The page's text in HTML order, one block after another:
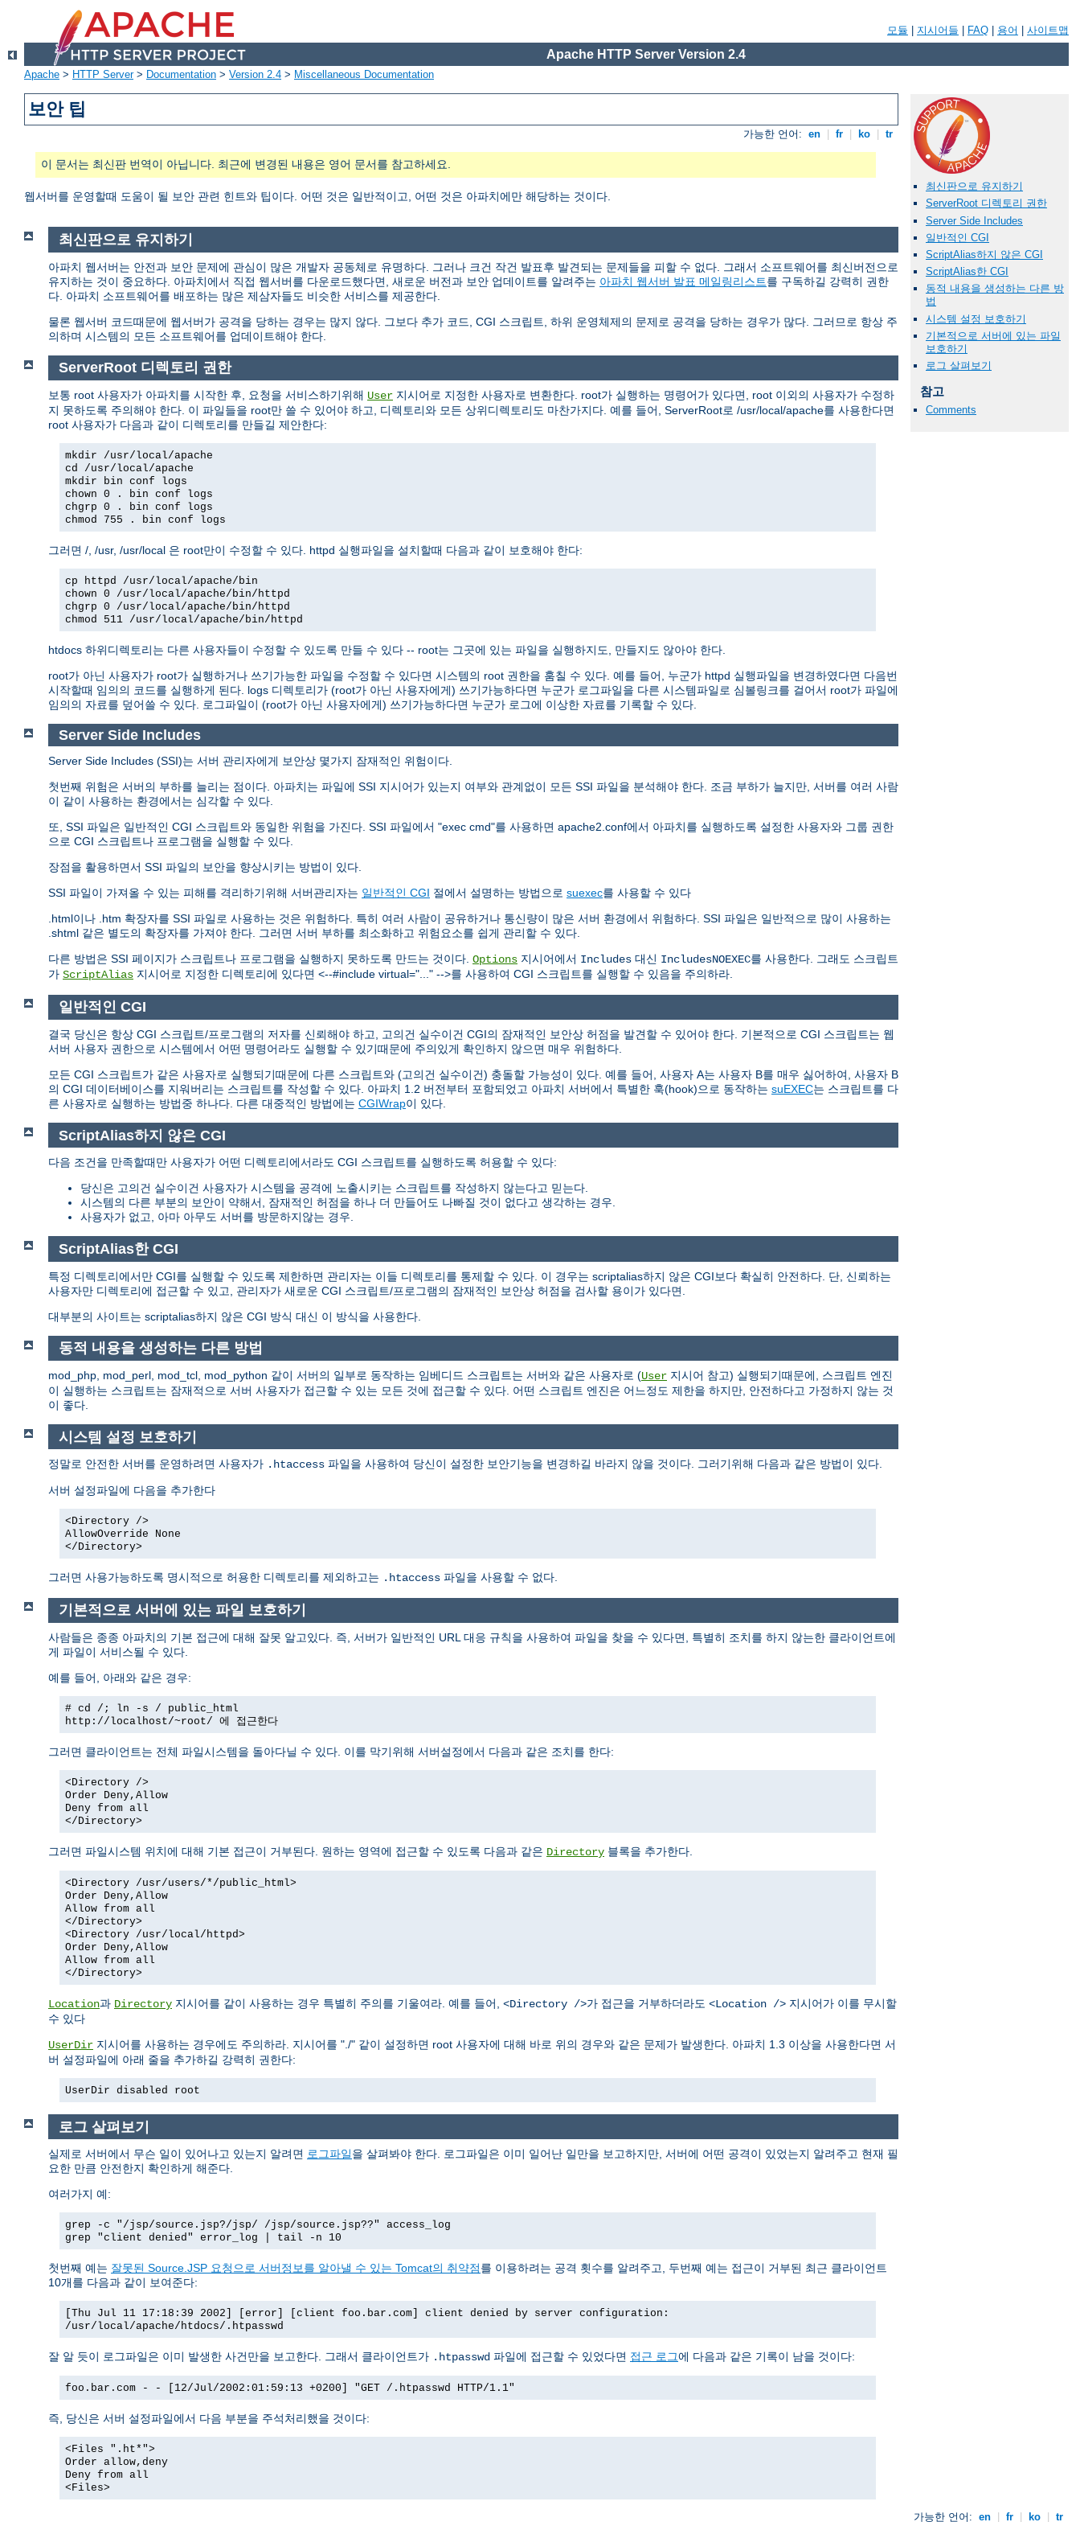
모듈 지시어들 FAQ 용어 사이트맵
Apache HTTP Server Version 2.4
Apache > HTTP Server> Documentation > Version 2.4 > Miscellaneous Documentation
보안 팁
가능한 언어: en fr ko tr
이 문서는 최신판 번역이 아닙니다. 최근에 변경된 내용은 영어 문서를 참고하세요.
웹서버를 운영할때 도움이 될 보안 관련 힌트와 팁이다. 어떤 것은 일반적이고, 어떤 것은 아파치에만 해당하는 것이다.
최신판으로 유지하기
ServerRoot 디렉토리 권한
Server Side Includes
일반적인 CGI
ScriptAlias하지 않은 CGI
ScriptAlias한 CGI
동적 내용을 생성하는 다른 방
법
시스템 설정 보호하기
기본적으로 서버에 있는 파일
보호하기
로그 살펴보기
참고
Comments
최신판으로 유지하기
아파치 웹서버는 안전과 보안 문제에 관심이 많은 개발자 공동체로 유명하다. 그러나 크건 작건 발표후 발견되는 문제들을 피할 수 없다. 그래서 소프트웨어를 최신버전으로
유지하는 것이 중요하다. 아파치에서 직접 웹서버를 다운로드했다면, 새로운 버전과 보안 업데이트를 알려주는 아파치 웹서버 발표 메일링리스트를 구독하길 강력히 권한
다. 아파치 소프트웨어를 배포하는 많은 제삼자들도 비슷한 서비스를 제공한다.
물론 웹서버 코드때문에 웹서버가 공격을 당하는 경우는 많지 않다. 그보다 추가 코드, CGI 스크립트, 하위 운영체제의 문제로 공격을 당하는 경우가 많다. 그러므로 항상 주
의하며 시스템의 모든 소프트웨어를 업데이트해야 한다.
ServerRoot 디렉토리 권한
보통 root 사용자가 아파치를 시작한 후, 요청을 서비스하기위해 User 지시어로 지정한 사용자로 변환한다. root가 실행하는 명령어가 있다면, root 이외의 사용자가 수정하
지 못하도록 주의해야 한다. 이 파일들을 root만 쓸 수 있어야 하고, 디렉토리와 모든 상위디렉토리도 마찬가지다. 예를 들어, ServerRoot로 /usr/local/apache를 사용한다면
root 사용자가 다음과 같이 디렉토리를 만들길 제안한다:
mkdir /usr/local/apache
cd /usr/local/apache
mkdir bin conf logs
chown 0 . bin conf logs
chgrp 0 . bin conf logs
chmod 755 . bin conf logs
그러면 /, /usr, /usr/local 은 root만이 수정할 수 있다. httpd 실행파일을 설치할때 다음과 같이 보호해야 한다:
cp httpd /usr/local/apache/bin
chown 0 /usr/local/apache/bin/httpd
chgrp 0 /usr/local/apache/bin/httpd
chmod 511 /usr/local/apache/bin/httpd
htdocs 하위디렉토리는 다른 사용자들이 수정할 수 있도록 만들 수 있다 -- root는 그곳에 있는 파일을 실행하지도, 만들지도 않아야 한다.
root가 아닌 사용자가 root가 실행하거나 쓰기가능한 파일을 수정할 수 있다면 시스템의 root 권한을 훔칠 수 있다. 예를 들어, 누군가 httpd 실행파일을 변경하였다면 다음번
시작할때 임의의 코드를 실행하게 된다. logs 디렉토리가 (root가 아닌 사용자에게) 쓰기가능하다면 누군가 로그파일을 다른 시스템파일로 심볼링크를 걸어서 root가 파일에
임의의 자료를 덮어쓸 수 있다. 로그파일이 (root가 아닌 사용자에게) 쓰기가능하다면 누군가 로그에 이상한 자료를 기록할 수 있다.
Server Side Includes
Server Side Includes (SSI)는 서버 관리자에게 보안상 몇가지 잠재적인 위험이다.
첫번째 위험은 서버의 부하를 늘리는 점이다. 아파치는 파일에 SSI 지시어가 있는지 여부와 관계없이 모든 SSI 파일을 분석해야 한다. 조금 부하가 늘지만, 서버를 여러 사람
이 같이 사용하는 환경에서는 심각할 수 있다.
또, SSI 파일은 일반적인 CGI 스크립트와 동일한 위험을 가진다. SSI 파일에서 "exec cmd"를 사용하면 apache2.conf에서 아파치를 실행하도록 설정한 사용자와 그룹 권한
으로 CGI 스크립트나 프로그램을 실행할 수 있다.
장점을 활용하면서 SSI 파일의 보안을 향상시키는 방법이 있다.
SSI 파일이 가져올 수 있는 피해를 격리하기위해 서버관리자는 일반적인 CGI 절에서 설명하는 방법으로 suexec를 사용할 수 있다
.html이나 .htm 확장자를 SSI 파일로 사용하는 것은 위험하다. 특히 여러 사람이 공유하거나 통신량이 많은 서버 환경에서 위험하다. SSI 파일은 일반적으로 많이 사용하는
.shtml 같은 별도의 확장자를 가져야 한다. 그러면 서버 부하를 최소화하고 위험요소를 쉽게 관리할 수 있다.
다른 방법은 SSI 페이지가 스크립트나 프로그램을 실행하지 못하도록 만드는 것이다. Options 지시어에서 Includes 대신 IncludesNOEXEC를 사용한다. 그래도 스크립트
가 ScriptAlias 지시어로 지정한 디렉토리에 있다면 <--#include virtual="..." -->를 사용하여 CGI 스크립트를 실행할 수 있음을 주의하라.
일반적인 CGI
결국 당신은 항상 CGI 스크립트/프로그램의 저자를 신뢰해야 하고, 고의건 실수이건 CGI의 잠재적인 보안상 허점을 발견할 수 있어야 한다. 기본적으로 CGI 스크립트는 웹
서버 사용자 권한으로 시스템에서 어떤 명령어라도 실행할 수 있기때문에 주의있게 확인하지 않으면 매우 위험하다.
모든 CGI 스크립트가 같은 사용자로 실행되기때문에 다른 스크립트와 (고의건 실수이건) 충돌할 가능성이 있다. 예를 들어, 사용자 A는 사용자 B를 매우 싫어하여, 사용자 B
의 CGI 데이터베이스를 지워버리는 스크립트를 작성할 수 있다. 아파치 1.2 버전부터 포함되었고 아파치 서버에서 특별한 훅(hook)으로 동작하는 suEXEC는 스크립트를 다
른 사용자로 실행하는 방법중 하나다. 다른 대중적인 방법에는 CGIWrap이 있다.
ScriptAlias하지 않은 CGI
다음 조건을 만족할때만 사용자가 어떤 디렉토리에서라도 CGI 스크립트를 실행하도록 허용할 수 있다:
당신은 고의건 실수이건 사용자가 시스템을 공격에 노출시키는 스크립트를 작성하지 않는다고 믿는다.
시스템의 다른 부분의 보안이 약해서, 잠재적인 허점을 하나 더 만들어도 나빠질 것이 없다고 생각하는 경우.
사용자가 없고, 아마 아무도 서버를 방문하지않는 경우.
ScriptAlias한 CGI
특정 디렉토리에서만 CGI를 실행할 수 있도록 제한하면 관리자는 이들 디렉토리를 통제할 수 있다. 이 경우는 scriptalias하지 않은 CGI보다 확실히 안전하다. 단, 신뢰하는
사용자만 디렉토리에 접근할 수 있고, 관리자가 새로운 CGI 스크립트/프로그램의 잠재적인 보안상 허점을 검사할 용이가 있다면.
대부분의 사이트는 scriptalias하지 않은 CGI 방식 대신 이 방식을 사용한다.
동적 내용을 생성하는 다른 방법
mod_php, mod_perl, mod_tcl, mod_python 같이 서버의 일부로 동작하는 임베디드 스크립트는 서버와 같은 사용자로 (User 지시어 참고) 실행되기때문에, 스크립트 엔진
이 실행하는 스크립트는 잠재적으로 서버 사용자가 접근할 수 있는 모든 것에 접근할 수 있다. 어떤 스크립트 엔진은 어느정도 제한을 하지만, 안전하다고 가정하지 않는 것
이 좋다.
시스템 설정 보호하기
정말로 안전한 서버를 운영하려면 사용자가 .htaccess 파일을 사용하여 당신이 설정한 보안기능을 변경하길 바라지 않을 것이다. 그러기위해 다음과 같은 방법이 있다.
서버 설정파일에 다음을 추가한다
<Directory />
AllowOverride None
</Directory>
그러면 사용가능하도록 명시적으로 허용한 디렉토리를 제외하고는 .htaccess 파일을 사용할 수 없다.
기본적으로 서버에 있는 파일 보호하기
사람들은 종종 아파치의 기본 접근에 대해 잘못 알고있다. 즉, 서버가 일반적인 URL 대응 규칙을 사용하여 파일을 찾을 수 있다면, 특별히 조치를 하지 않는한 클라이언트에
게 파일이 서비스될 수 있다.
예를 들어, 아래와 같은 경우:
# cd /; ln -s / public_html
http://localhost/~root/ 에 접근한다
그러면 클라이언트는 전체 파일시스템을 돌아다닐 수 있다. 이를 막기위해 서버설정에서 다음과 같은 조치를 한다:
<Directory />
Order Deny,Allow
Deny from all
</Directory>
그러면 파일시스템 위치에 대해 기본 접근이 거부된다. 원하는 영역에 접근할 수 있도록 다음과 같은 Directory 블록을 추가한다.
<Directory /usr/users/*/public_html>
Order Deny,Allow
Allow from all
</Directory>
<Directory /usr/local/httpd>
Order Deny,Allow
Allow from all
</Directory>
Location과 Directory 지시어를 같이 사용하는 경우 특별히 주의를 기울여라. 예를 들어, <Directory />가 접근을 거부하더라도 <Location /> 지시어가 이를 무시할
수 있다
UserDir 지시어를 사용하는 경우에도 주의하라. 지시어를 "./" 같이 설정하면 root 사용자에 대해 바로 위의 경우와 같은 문제가 발생한다. 아파치 1.3 이상을 사용한다면 서
버 설정파일에 아래 줄을 추가하길 강력히 권한다:
UserDir disabled root
로그 살펴보기
실제로 서버에서 무슨 일이 있어나고 있는지 알려면 로그파일을 살펴봐야 한다. 로그파일은 이미 일어난 일만을 보고하지만, 서버에 어떤 공격이 있었는지 알려주고 현재 필
요한 만큼 안전한지 확인하게 해준다.
여러가지 예:
grep -c "/jsp/source.jsp?/jsp/ /jsp/source.jsp??" access_log
grep "client denied" error_log | tail -n 10
첫번째 예는 잘못된 Source.JSP 요청으로 서버정보를 알아낼 수 있는 Tomcat의 취약점를 이용하려는 공격 횟수를 알려주고, 두번째 예는 접근이 거부된 최근 클라이언트
10개를 다음과 같이 보여준다:
[Thu Jul 11 17:18:39 2002] [error] [client foo.bar.com] client denied by server configuration:
/usr/local/apache/htdocs/.htpasswd
잘 알 듯이 로그파일은 이미 발생한 사건만을 보고한다. 그래서 클라이언트가 .htpasswd 파일에 접근할 수 있었다면 접근 로그에 다음과 같은 기록이 남을 것이다:
foo.bar.com - - [12/Jul/2002:01:59:13 +0200] "GET /.htpasswd HTTP/1.1"
즉, 당신은 서버 설정파일에서 다음 부분을 주석처리했을 것이다:
<Files ".ht*">
Order allow,deny
Deny from all
<Files>
가능한 언어: en fr ko tr